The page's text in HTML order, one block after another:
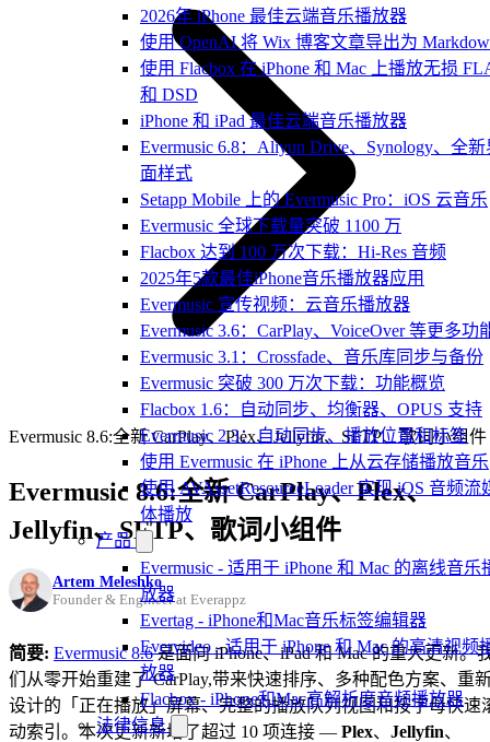
2026年 iPhone 最佳云端音乐播放器
使用 OpenAI 将 Wix 博客文章导出为
使用 Flacbox 在 iPhone 和 Mac 上播放无损
和 DSD
iPhone 和 iPad 最佳云端音乐播放器
Evermusic 6.8：Aliyun Drive、Synology、全新
面样式
Setapp Mobile 上的 Evermusic Pro：iOS 云音乐
Evermusic 全球下载量突破 1100 万
Flacbox 达到 100 万次下载：Hi-Res 音频
2025年5款最佳iPhone音乐播放器应用
Evermusic 宣传视频：云音乐播放器
Evermusic 3.6：CarPlay、VoiceOver 等更多功
Evermusic 3.1：Crossfade、音乐库同步与备份
Evermusic 突破 300 万次下载：功能概览
Flacbox 1.6：自动同步、均衡器、OPUS 支持
Evermusic 2.3：自动同步、播放位置和标签
使用 Evermusic 在 iPhone 上从云存储播放音乐
使用 AVAssetResourceLoader 实现 iOS 音频流
体播放
产品
Evermusic - 适用于 iPhone 和 Mac 的离线音乐
放器
Evertag - iPhone和Mac音乐标签编辑器
Evervideo - 适用于 iPhone 和 Mac 的高清视频
放器
Flacbox - iPhone和Mac高解析度音频播放器
法律信息
Evermusic 8.6:全新 CarPlay、Plex、Jellyfin、SFTP、歌词小组件
Evermusic 8.6:全新 CarPlay、Plex、
Jellyfin、SFTP、歌词小组件
Artem Meleshko
Founder & Engineer at Everappz
简要: Evermusic 8.6是面向 iPhone、iPad 和 Mac 的重大更新。
们从零开始重建了 CarPlay,带来快速排序、多种配色方案、重
设计的「正在播放」屏幕、完整的播放队列视图和按字母快速
动索引。本次更新新增了超过 10 项连接 — Plex、 Jellyfin、